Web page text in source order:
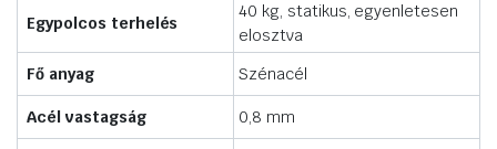
Egypolcos terhelés
40 kg, statikus, egyenletesen
elosztva
Fő anyag
Szénacél
Acél vastagság 0,8 mm